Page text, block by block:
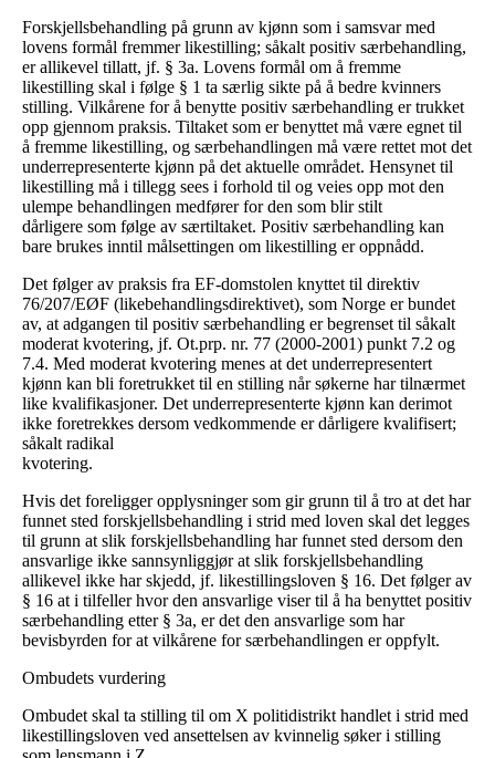
Forskjellsbehandling på grunn av kjønn som i samsvar med
lovens formål fremmer likestilling; såkalt positiv særbehandling,
er allikevel tillatt, jf. § 3a. Lovens formål om å fremme
likestilling skal i følge § 1 ta særlig sikte på å bedre kvinners
stilling. Vilkårene for å benytte positiv særbehandling er trukket
opp gjennom praksis. Tiltaket som er benyttet må være egnet til
å fremme likestilling, og særbehandlingen må være rettet mot det
underrepresenterte kjønn på det aktuelle området. Hensynet til
likestilling må i tillegg sees i forhold til og veies opp mot den
ulempe behandlingen medfører for den som blir stilt
dårligere som følge av særtiltaket. Positiv særbehandling kan
bare brukes inntil målsettingen om likestilling er oppnådd.
Det følger av praksis fra EF-domstolen knyttet til direktiv
76/207/EØF (likebehandlingsdirektivet), som Norge er bundet
av, at adgangen til positiv særbehandling er begrenset til såkalt
moderat kvotering, jf. Ot.prp. nr. 77 (2000-2001) punkt 7.2 og
7.4. Med moderat kvotering menes at det underrepresentert
kjønn kan bli foretrukket til en stilling når søkerne har tilnærmet
like kvalifikasjoner. Det underrepresenterte kjønn kan derimot
ikke foretrekkes dersom vedkommende er dårligere kvalifisert;
såkalt radikal
kvotering.
Hvis det foreligger opplysninger som gir grunn til å tro at det har
funnet sted forskjellsbehandling i strid med loven skal det legges
til grunn at slik forskjellsbehandling har funnet sted dersom den
ansvarlige ikke sannsynliggjør at slik forskjellsbehandling
allikevel ikke har skjedd, jf. likestillingsloven § 16. Det følger av
§ 16 at i tilfeller hvor den ansvarlige viser til å ha benyttet positiv
særbehandling etter § 3a, er det den ansvarlige som har
bevisbyrden for at vilkårene for særbehandlingen er oppfylt.
Ombudets vurdering
Ombudet skal ta stilling til om X politidistrikt handlet i strid med
likestillingsloven ved ansettelsen av kvinnelig søker i stilling